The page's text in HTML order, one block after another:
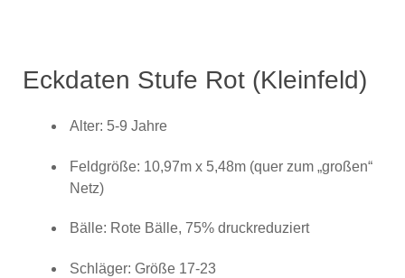
Eckdaten Stufe Rot (Kleinfeld)
Alter: 5-9 Jahre
Feldgröße: 10,97m x 5,48m (quer zum „großen“
Netz)
Bälle: Rote Bälle, 75% druckreduziert
Schläger: Größe 17-23